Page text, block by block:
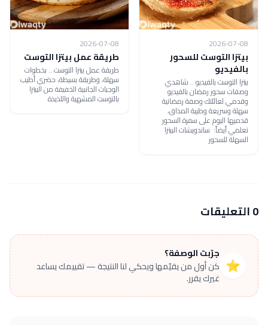
2026-07-08
بيتزا التوست للسحور
بالفيديو
بيتزا التوست بالفيديو .. شاهدي
وصفات سحور رمضان بالفيديو
وقدمي لعائلتك وصفة رمضانية
سهلة وسريعة وطيبة المذاق،
قدميها اليوم على سفرة السحور
تعلمي أيضاً: ساندويشات البيتزا
السهلة للسحور
2026-07-08
طريقة عمل بيتزا التوست
طريقة عمل بيتزا التوست .. بخطوات
سهلة، وطريقة بسيطة، حضري أطيب
الوجبات الجانبية الخفيفة من البيتزا
بالتوست المشهية واللذيذة
0 التعليقات
⭐
جرّبت الوصفة؟
كن أول من يقيّمها ويحكي لنا النتيجة — تقييمك يساعد
غيرك يقرر.